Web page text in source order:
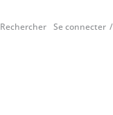
Rechercher Se connecter